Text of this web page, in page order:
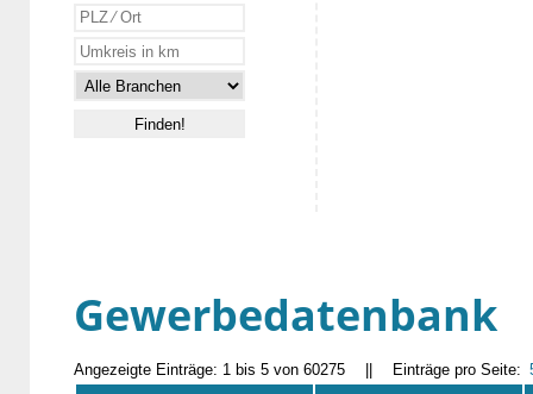
Gewerbedatenbank
Angezeigte Einträge: 1 bis 5 von 60275 Einträge pro Seite: